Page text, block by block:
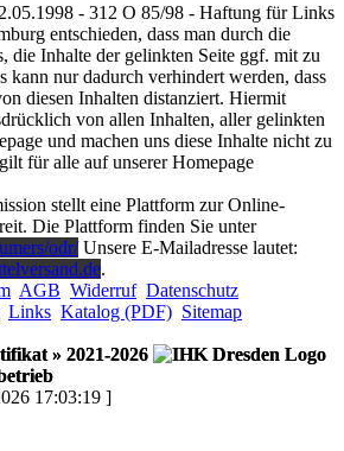
- 312 O 85/98 - Haftung für Links
entschieden, dass man durch die
die Inhalte der gelinkten Seite ggf. mit zu
kann nur dadurch verhindert werden, dass
diesen Inhalten distanziert. Hiermit
von allen Inhalten, aller gelinkten
und machen uns diese Inhalte nicht zu
für alle auf unserer Homepage
stellt eine Plattform zur Online-
Die Plattform finden Sie unter
odr/Unsere E-Mailadresse lautet:
.
AGB Widerruf Datenschutz
Links Katalog (PDF) Sitemap
» 2021-2026
17:03:19 ]